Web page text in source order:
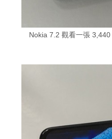
Nokia 7.2 觀看一張